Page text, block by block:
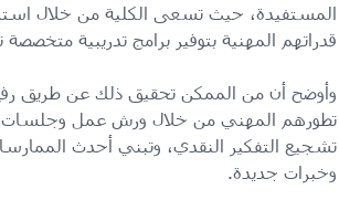
المستفيدة، حيث تسعى الكلية من خلال
قدراتهم المهنية بتوفير برامج تدريبية
وأوضح أن من الممكن تحقيق ذلك عن طريق رفع
تطورهم المهني من خلال ورش عمل وجلسات
تشجيع التفكير النقدي، وتبني أحدث
وخبرات جديدة.